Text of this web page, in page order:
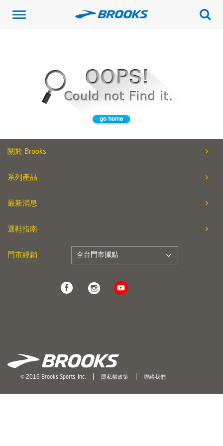
Toggle
關於 Brooks
系列產品
最新消息
選鞋指南
門市經銷 全台門市據點
© 2016 Brooks Sports, Inc. 隱私權政策 聯絡我們